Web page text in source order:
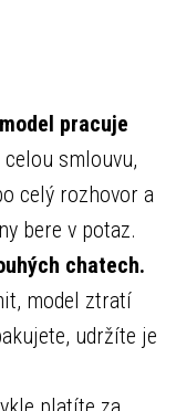
pracuje
smlouvu,
celý rozhovor a
bere v potaz.
chatech.
model ztratí
udržíte je